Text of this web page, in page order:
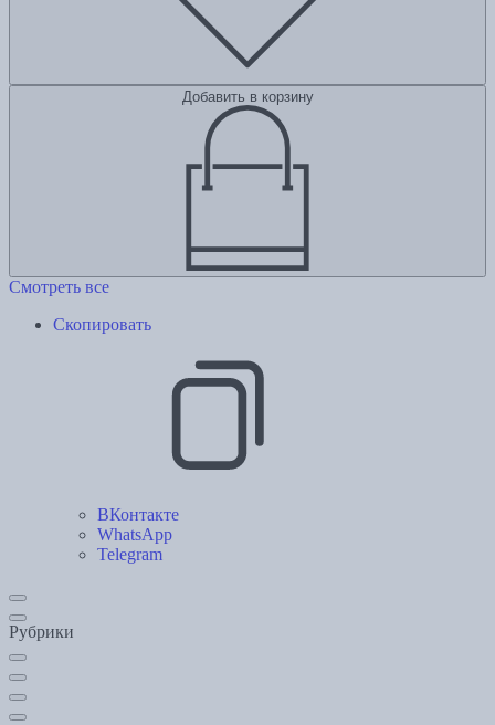
Добавить в корзину
Смотреть все
Скопировать
ВКонтакте
WhatsApp
Telegram
Рубрики